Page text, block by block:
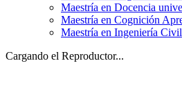
Maestría en Docencia
Maestría en Cognición
Maestría en Ingeniería Civil
Cargando el Reproductor...